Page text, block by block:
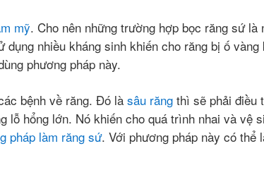
mỹ. Cho nên những trường hợp bọc răng sứ
nhiều kháng sinh khiến cho răng bị ố
phương pháp này.
bệnh về răng. Đó là sâu răng thì sẽ phải điều
hổng lớn. Nó khiến cho quá trình nhai và vệ
pháp làm răng sứ. Với phương pháp này có thể